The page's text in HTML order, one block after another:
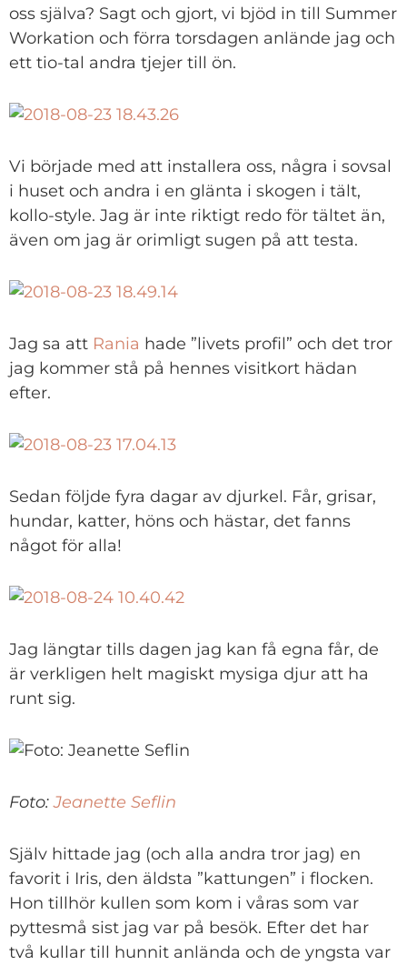
oss själva? Sagt och gjort, vi bjöd in till Summer
Workation och förra torsdagen anlände jag och
ett tio-tal andra tjejer till ön.
Vi började med att installera oss, några i sovsal
i huset och andra i en glänta i skogen i tält,
kollo-style. Jag är inte riktigt redo för tältet än,
även om jag är orimligt sugen på att testa.
Jag sa att Rania hade ”livets profil” och det tror
jag kommer stå på hennes visitkort hädan
efter.
Sedan följde fyra dagar av djurkel. Får, grisar,
hundar, katter, höns och hästar, det fanns
något för alla!
Jag längtar tills dagen jag kan få egna får, de
är verkligen helt magiskt mysiga djur att ha
runt sig.
Foto:Jeanette Seflin
Själv hittade jag (och alla andra tror jag) en
favorit i Iris, den äldsta ”kattungen” i flocken.
Hon tillhör kullen som kom i våras som var
pyttesmå sist jag var på besök. Efter det har
två kullar till hunnit anlända och de yngsta var